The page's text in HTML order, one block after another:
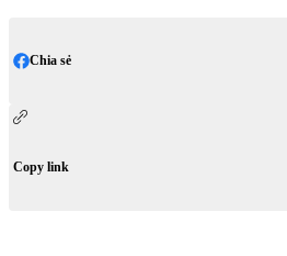
Chia sẻ
Copy link